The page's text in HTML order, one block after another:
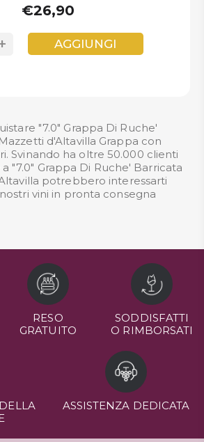
€26,90
AGGIUNGI
"7.0" Grappa Di Ruche'
d'Altavilla Grappa con
Svinando ha oltre 50.000 clienti
"7.0" Grappa Di Ruche' Barricata
potrebbero interessarti
vini in pronta consegna
RESO
GRATUITO
SODDISFATTI
O RIMBORSATI
ASSISTENZA DEDICATA